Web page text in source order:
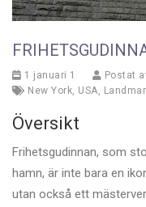
1 januari 1
Postat
New York USA
Översikt
Frihetsgudinnan, som
hamn, är inte bara en
utan också ett